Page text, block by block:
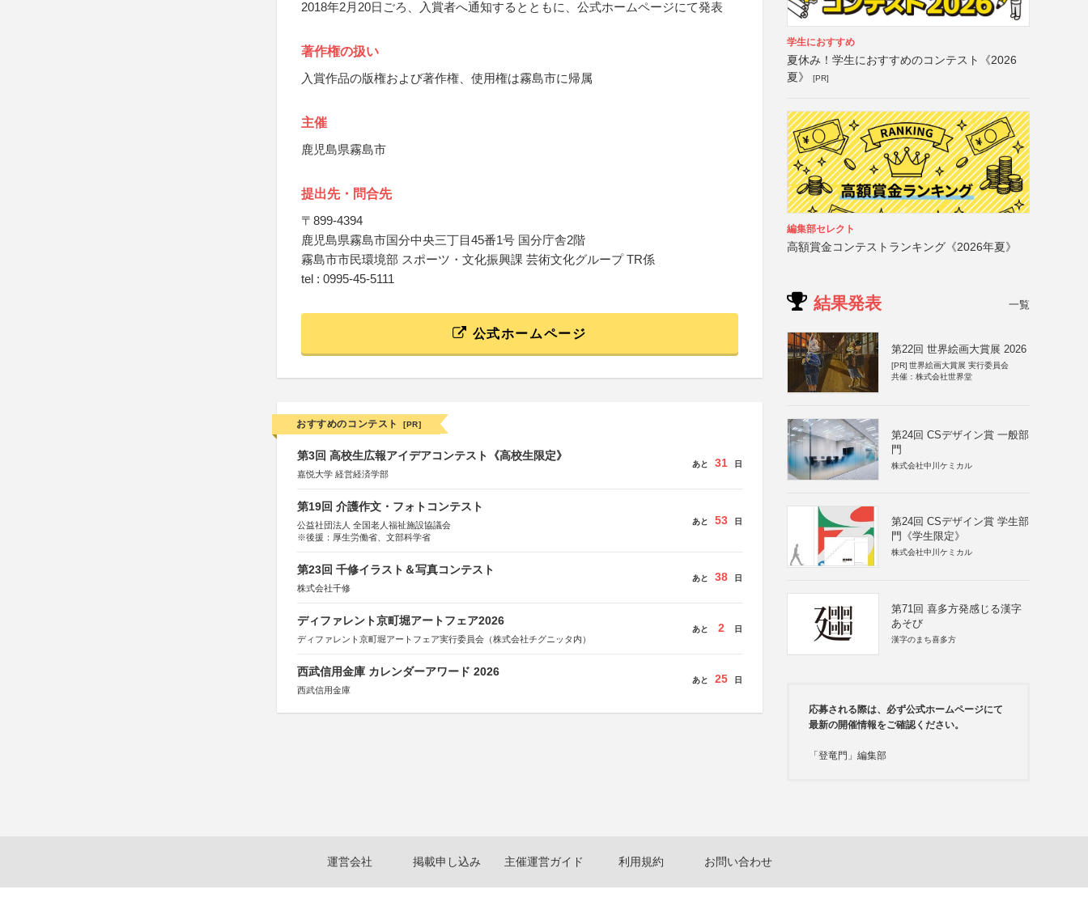
2018年2月20日ごろ、入賞者へ通知するとともに、公式ホームページにて発表
著作権の扱い
入賞作品の版権および著作権、使用権は霧島市に帰属
主催
鹿児島県霧島市
提出先・問合先
〒899-4394
鹿児島県霧島市国分中央三丁目45番1号 国分庁舎2階
霧島市市民環境部 スポーツ・文化振興課 芸術文化グループ TR係
tel : 0995-45-5111
公式ホームページ
おすすめのコンテスト [PR]
第3回 高校生広報アイデアコンテスト《高校生限定》
嘉悦大学 経営経済学部
あと 31 日
第19回 介護作文・フォトコンテスト
公益社団法人 全国老人福祉施設協議会
※後援：厚生労働省、文部科学省
あと 53 日
第23回 千修イラスト＆写真コンテスト
株式会社千修
あと 38 日
ディファレント京町堀アートフェア2026
ディファレント京町堀アートフェア実行委員会（株式会社チグニッタ内）
あと 2 日
西武信用金庫 カレンダーアワード 2026
西武信用金庫
あと 25 日
学生におすすめ
夏休み！学生におすすめのコンテスト《2026
夏》
[PR]
編集部セレクト
高額賞金コンテストランキング《2026年夏》
結果発表 一覧
第22回 世界絵画大賞展 2026
[PR] 世界絵画大賞展 実行委員会
共催：株式会社世界堂
第24回 CSデザイン賞 一般部
門
株式会社中川ケミカル
第24回 CSデザイン賞 学生部
門《学生限定》
株式会社中川ケミカル
第71回 喜多方発感じる漢字
あそび
漢字のまち喜多方
応募される際は、必ず公式ホームページにて
最新の開催情報をご確認ください。
「登竜門」編集部
運営会社 掲載申し込み 主催運営ガイド 利用規約 お問い合わせ